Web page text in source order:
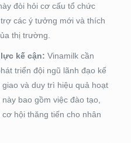
đòi hỏi cơ cấu tổ chức
các ý tưởng mới và thích
thị trường.
kế cận: Vinamilk cần
triển đội ngũ lãnh đạo kế
và duy trì hiệu quả hoạt
bao gồm việc đào tạo,
hội thăng tiến cho nhân